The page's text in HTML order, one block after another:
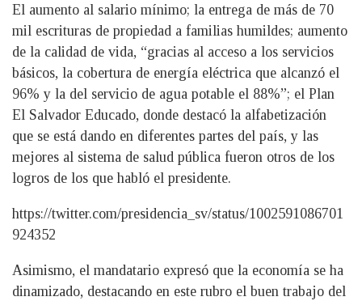
El aumento al salario mínimo; la entrega de más de 70
mil escrituras de propiedad a familias humildes; aumento
de la calidad de vida, “gracias al acceso a los servicios
básicos, la cobertura de energía eléctrica que alcanzó el
96% y la del servicio de agua potable el 88%”; el Plan
El Salvador Educado, donde destacó la alfabetización
que se está dando en diferentes partes del país, y las
mejores al sistema de salud pública fueron otros de los
logros de los que habló el presidente.
https://twitter.com/presidencia_sv/status/1002591086701
924352
Asimismo, el mandatario expresó que la economía se ha
dinamizado, destacando en este rubro el buen trabajo del